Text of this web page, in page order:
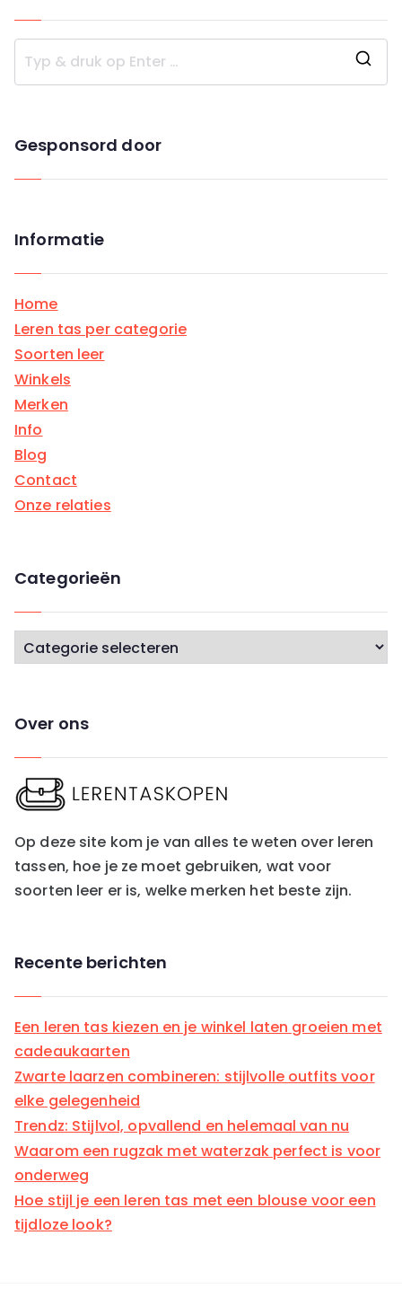
Gesponsord door
Informatie
Home
Leren tas per categorie
Soorten leer
Winkels
Merken
Info
Blog
Contact
Onze relaties
Categorieën
C
a
e
o
r
i
e
ë
n
Over ons
Op deze site kom je van alles te weten over leren
tassen, hoe je ze moet gebruiken, wat voor
soorten leer er is, welke merken het beste zijn.
Recente berichten
Een leren tas kiezen en je winkel laten groeien met
cadeaukaarten
Zwarte laarzen combineren: stijlvolle outfits voor
elke gelegenheid
Trendz: Stijlvol, opvallend en helemaal van nu
Waarom een rugzak met waterzak perfect is voor
onderweg
Hoe stijl je een leren tas met een blouse voor een
tijdloze look?